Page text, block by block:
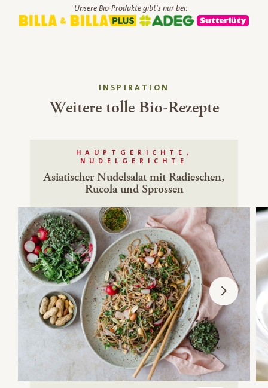
Unsere Bio-Produkte gibt's nur bei:
INSPIRATION
Weitere tolle Bio-Rezepte
HAUPTGERICHTE,
NUDELGERICHTE
Asiatischer Nudelsalat mit Radieschen,
Rucola und Sprossen